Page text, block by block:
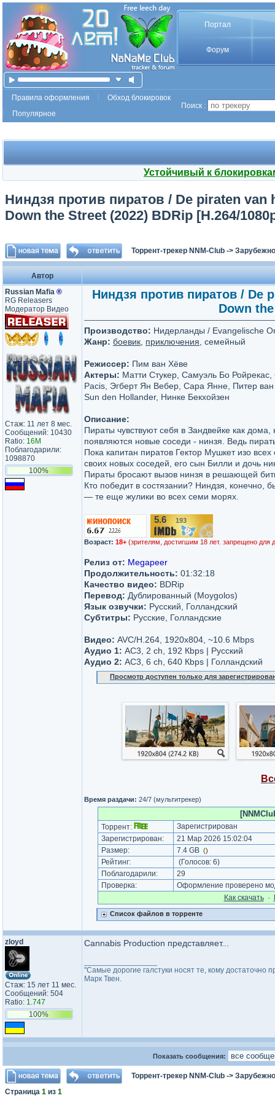
Портал
Форум
Правила оформления
Обход блокировок
Популярное
Поиск :
Устойчивый к
Ниндзя против пиратов / De piraten
Down the Street (2022) BDRip [H.264/
Торрент-трекер NNM-Club ->
Автор
Russian Mafia ®
RG Releasers
Модератор Видео
Стаж: 11 лет 8 мес.
Сообщений: 10430
Ratio: 16M
Поблагодарили:
1098870
100%
Ниндзя против пиратов / De
Down
Производство: Нидерланды / Evangelische
Жанр: боевик приключения , семейный
Режиссер: Пим ван Хёве
Актеры: Матти Стукер, Самуэль Бо
Pacis, Эгберт Ян Вебер, Сара Янне, Питер ван
Sun den Hollander, Нинке Бекхойзен
Описание:
Пираты чувствуют себя в Зандвейке как
появляются новые соседи - нинзя. Ведь
Пока капитан пиратов Гектор Мушкет изо всех
своих новых соседей, его сын Билли и дочь
Пираты бросают вызов нинзя в решающей
Кто победит в состязании? Ниндзя, конечно,
— те еще жулики во всех семи морях.
5.6 193
Возраст: 18+ (зрителям, достигшим 18 лет. запрещено для
Релиз от: Megapeer
Продолжительность: 01:32:18
Качество видео: BDRip
Перевод: Дублированный (Moygolos)
Язык озвучки: Русский, Голландский
Субтитры: Русские, Голландские
Видео: AVC/H.264, 1920x804, ~10.6 Мbps
Аудио 1: AC3, 2 ch, 192 Кbps | Русский
Аудио 2: AC3, 6 ch, 640 Кbps | Голландский
Просмотр доступен только для
Время раздачи: 24/7 (мультитрекер)
Торрент:
Зарегистрирован
Зарегистрирован:
21 Мар 2026 15:02:04
Размер:
7.4 GB ()
Рейтинг: (Голосов: 6)
Поблагодарили:
29
Проверка:
Оформление проверено
Как cкачать·
Список файлов в торренте
zloyd
Стаж: 15 лет 11 мес.
Сообщений: 504
Ratio: 1.747
100%
Cannabis Production представляет...
"Самые дорогие галстуки носят те, кому достаточно
Марк Твен.
Показать сообщения:
Торрент-трекер NNM-Club ->
Страница 1 из 1